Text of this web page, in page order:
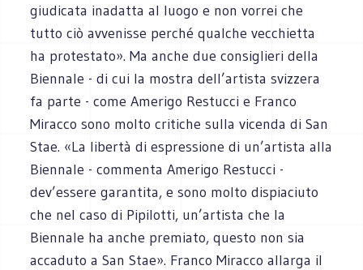
giudicata inadatta al luogo e non vorrei che
tutto ciò avvenisse perché qualche vecchietta
ha protestato». Ma anche due consiglieri della
Biennale - di cui la mostra dell’artista svizzera
fa parte - come Amerigo Restucci e Franco
Miracco sono molto critiche sulla vicenda di San
Stae. «La libertà di espressione di un’artista alla
Biennale - commenta Amerigo Restucci -
dev’essere garantita, e sono molto dispiaciuto
che nel caso di Pipilotti, un’artista che la
Biennale ha anche premiato, questo non sia
accaduto a San Stae». Franco Miracco allarga il